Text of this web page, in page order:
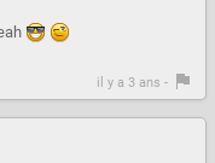
il y a 3 ans -